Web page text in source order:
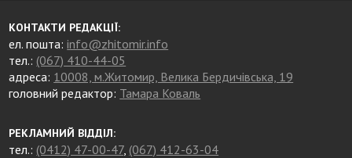
КОНТАКТИ РЕДАКЦІЇ:
ел. пошта:info@zhitomir.info
тел.: (067) 410-44-05
адреса: 10008, м.Житомир, Велика Бердичівська, 19
головний редактор: Тамара Коваль
РЕКЛАМНИЙ ВІДДІЛ:
тел.: (0412) 47-00-47, (067) 412-63-04